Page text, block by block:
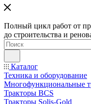
Полный цикл работ от
до строительства и
Каталог
Техника и оборудование
Многофункциональные
Тракторы BCS
Тракторы Solis-Gold